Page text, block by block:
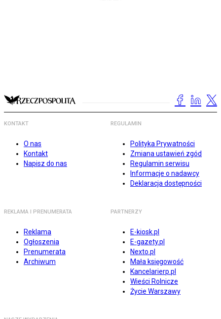
KONTAKT
O nas
Kontakt
Napisz do nas
REGULAMIN
Polityka Prywatności
Zmiana ustawień zgód
Regulamin serwisu
Informacje o nadawcy
Deklaracja dostępności
REKLAMA I PRENUMERATA
Reklama
Ogłoszenia
Prenumerata
Archiwum
PARTNERZY
E-kiosk.pl
E-gazety.pl
Nexto.pl
Mała księgowość
Kancelarierp.pl
Wieści Rolnicze
Życie Warszawy